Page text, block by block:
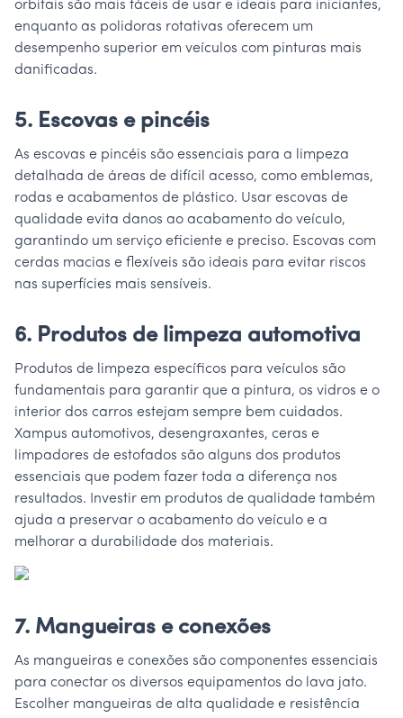
orbitais são mais fáceis de usar e ideais para iniciantes,
enquanto as polidoras rotativas oferecem um
desempenho superior em veículos com pinturas mais
danificadas.
5. Escovas e pincéis
As escovas e pincéis são essenciais para a limpeza
detalhada de áreas de difícil acesso, como emblemas,
rodas e acabamentos de plástico. Usar escovas de
qualidade evita danos ao acabamento do veículo,
garantindo um serviço eficiente e preciso. Escovas com
cerdas macias e flexíveis são ideais para evitar riscos
nas superfícies mais sensíveis.
6. Produtos de limpeza automotiva
Produtos de limpeza específicos para veículos são
fundamentais para garantir que a pintura, os vidros e o
interior dos carros estejam sempre bem cuidados.
Xampus automotivos, desengraxantes, ceras e
limpadores de estofados são alguns dos produtos
essenciais que podem fazer toda a diferença nos
resultados. Investir em produtos de qualidade também
ajuda a preservar o acabamento do veículo e a
melhorar a durabilidade dos materiais.
7. Mangueiras e conexões
As mangueiras e conexões são componentes essenciais
para conectar os diversos equipamentos do lava jato.
Escolher mangueiras de alta qualidade e resistência